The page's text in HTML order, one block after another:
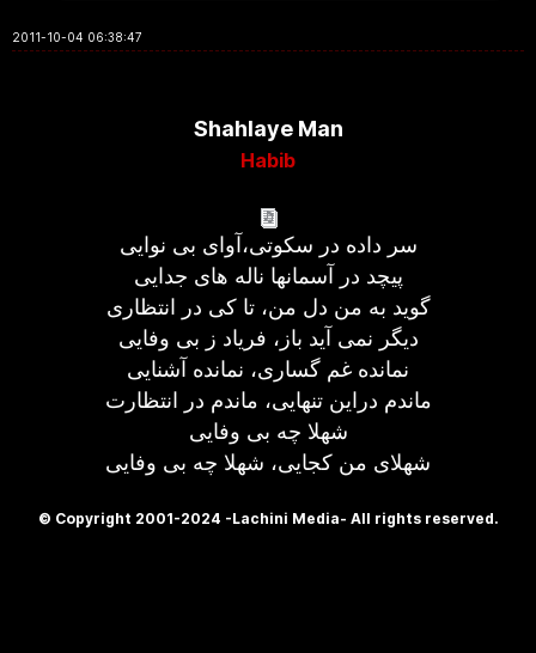
2011-10-04 06:38:47
Shahlaye Man
Habib
سر داده در سکوتی،آوای بی نوایی
پیچد در آسمانها ناله های جدایی
گوید به من دل من، تا کی در انتظاری
دیگر نمی آید باز، فریاد ز بی وفایی
نمانده غم گساری، نمانده آشنایی
ماندم دراین تنهایی، ماندم در انتظارت
شهلا چه بی وفایی
شهلای من کجایی، شهلا چه بی وفایی
© Copyright 2001-2024 -Lachini Media- All rights reserved.